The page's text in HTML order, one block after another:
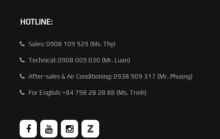
HOTLINE:
Sales: 0908 109 929 (Ms. Thy)
Technical: 0908 009 030 (Mr. Luan)
After-sales & Air Conditioning: 0938 909 317 (Mr. Phuong)
For English: +84 798 28 28 88 (Ms. Trinh)